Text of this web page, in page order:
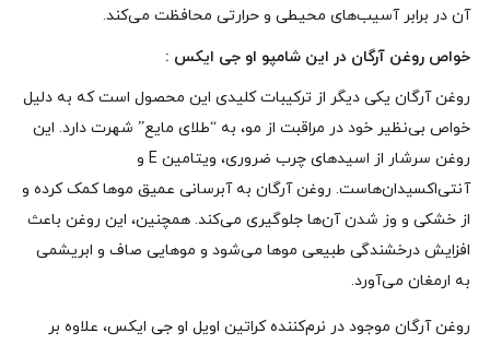
آن در برابر آسیب‌های محیطی و حرارتی محافظت می‌کند.
خواص روغن آرگان در این شامپو او جی ایکس :
روغن آرگان یکی دیگر از ترکیبات کلیدی این محصول است که به دلیل
خواص بی‌نظیر خود در مراقبت از مو، به “طلای مایع” شهرت دارد. این
روغن سرشار از اسیدهای چرب ضروری، ویتامین E و
آنتی‌اکسیدان‌هاست. روغن آرگان به آبرسانی عمیق موها کمک کرده و
از خشکی و وز شدن آن‌ها جلوگیری می‌کند. همچنین، این روغن باعث
افزایش درخشندگی طبیعی موها می‌شود و موهایی صاف و ابریشمی
به ارمغان می‌آورد.
روغن آرگان موجود در نرم‌کننده کراتین اویل او جی ایکس، علاوه بر